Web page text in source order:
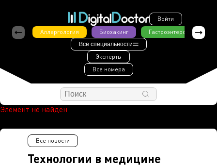
Войти
Аллергология
Биохакинг Гастроэнтерология
Все специальности
Эксперты
Все номера
Элемент не найден
Технологии в медицине
Все новости